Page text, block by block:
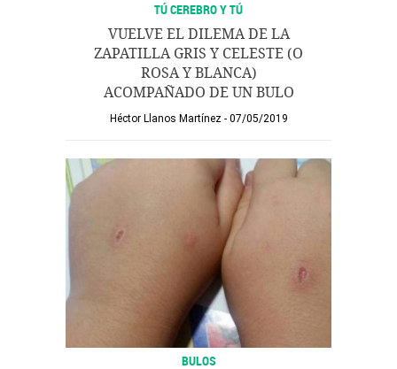
TÚ CEREBRO Y TÚ
VUELVE EL DILEMA DE LA
ZAPATILLA GRIS Y CELESTE (O
ROSA Y BLANCA)
ACOMPAÑADO DE UN BULO
Héctor Llanos Martínez 07/05/2019
BULOS